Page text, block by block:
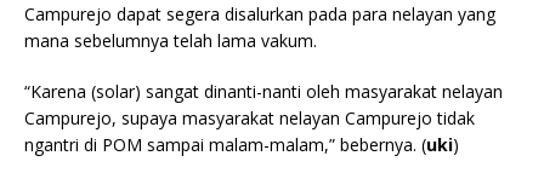
Campurejo dapat segera disalurkan pada para nelayan yang
mana sebelumnya telah lama vakum.
“Karena (solar) sangat dinanti-nanti oleh masyarakat nelayan
Campurejo, supaya masyarakat nelayan Campurejo tidak
ngantri di POM sampai malam-malam,” bebernya. (uki)